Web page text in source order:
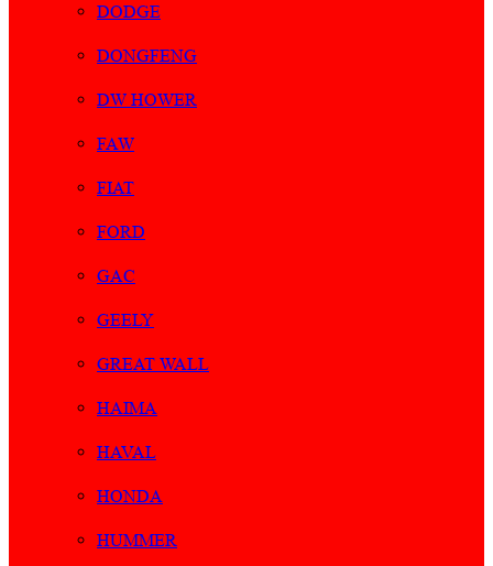
DODGE
DONGFENG
DW HOWER
FAW
FIAT
FORD
GAC
GEELY
GREAT WALL
HAIMA
HAVAL
HONDA
HUMMER